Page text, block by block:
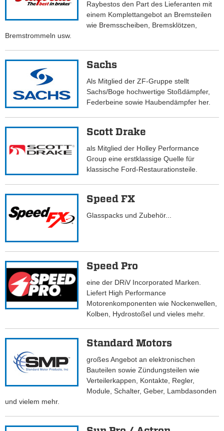
Raybestos den Part des Lieferanten mit
einem Komplettangebot an Bremsteilen
wie Bremsscheiben, Bremsklötzen,
Bremstrommeln usw.
Sachs
Als Mitglied der ZF-Gruppe stellt
Sachs/Boge hochwertige Stoßdämpfer,
Federbeine sowie Haubendämpfer her.
Scott Drake
als Mitglied der Holley Performance
Group eine erstklassige Quelle für
klassische Ford-Restaurationsteile.
Speed FX
Glasspacks und Zubehör...
Speed Pro
eine der DRiV Incorporated Marken.
Liefert High Performance
Motorenkomponenten wie Nockenwellen,
Kolben, Hydrostoßel und vieles mehr.
Standard Motors
großes Angebot an elektronischen
Bauteilen sowie Zündungsteilen wie
Verteilerkappen, Kontakte, Regler,
Module, Schalter, Geber, Lambdasonden
und vielem mehr.